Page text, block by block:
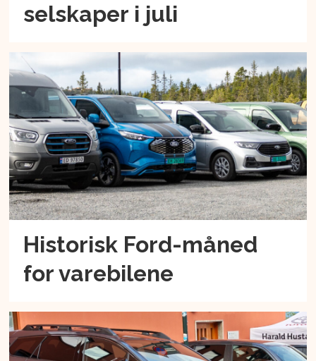
selskaper i juli
Historisk Ford-måned
for varebilene